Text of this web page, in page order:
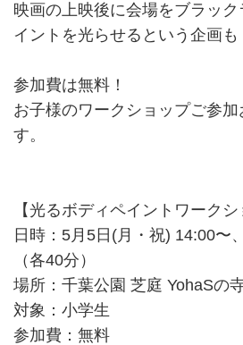
映画の上映後に会場をブラッ
イントを光らせるという企画も
参加費は無料！
お子様のワークショップご参加
す。
【光るボディペイントワークシ
日時：5月5日(月・祝) 14:00〜
（各40分）
場所：千葉公園 芝庭 YohaSの
対象：小学生
参加費：無料